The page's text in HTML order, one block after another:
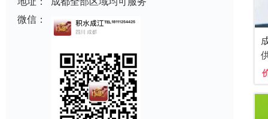
微信：